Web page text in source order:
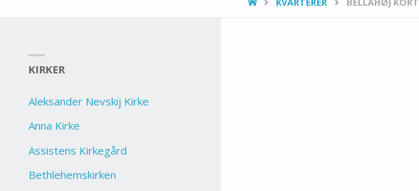
KIRKER
Aleksander Nevskij Kirke
Anna Kirke
Assistens Kirkegård
Bethlehemskirken